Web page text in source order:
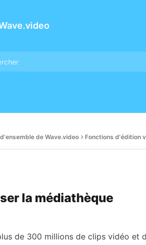
de Wave.video Fonctions d'édition
la médiathèque
de 300 millions de clips vidéo et